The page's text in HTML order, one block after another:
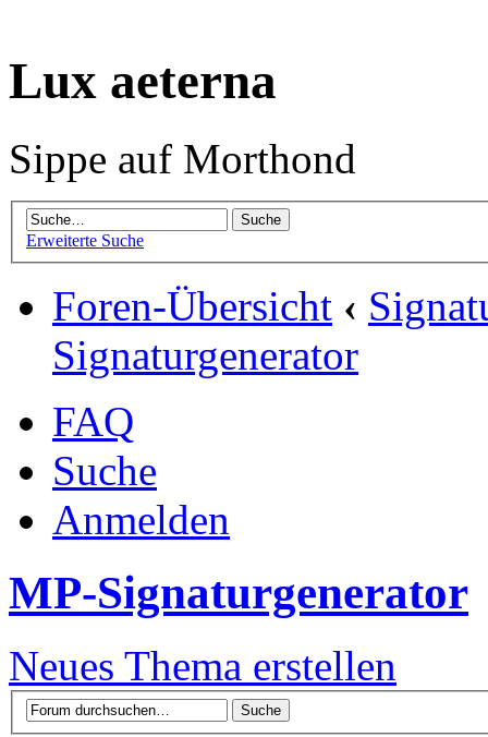
Lux aeterna
Sippe auf Morthond
Erweiterte Suche
Foren-Übersicht ‹
Signaturgenerator
FAQ
Suche
Anmelden
MP-Signaturgenerator
Neues Thema erstellen